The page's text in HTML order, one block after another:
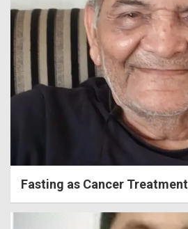
Fasting as Cancer Treatment